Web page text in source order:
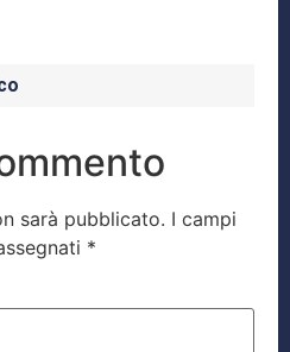
sarà pubblicato. I campi
*